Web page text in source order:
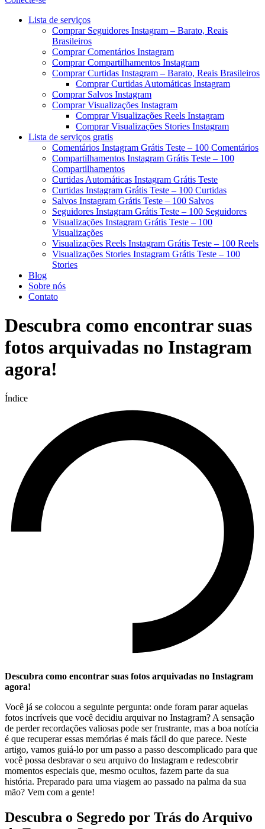
Menu
Lista de serviços
Comprar Seguidores Instagram – Barato, Reais
Brasileiros
Comprar Comentários Instagram
Comprar Compartilhamentos Instagram
Comprar Curtidas Instagram – Barato, Reais Brasileiros
Comprar Curtidas Automáticas Instagram
Comprar Salvos Instagram
Comprar Visualizações Instagram
Comprar Visualizações Reels Instagram
Comprar Visualizações Stories Instagram
Lista de serviços gratis
Comentários Instagram Grátis Teste – 100 Comentários
Compartilhamentos Instagram Grátis Teste – 100
Compartilhamentos
Curtidas Automáticas Instagram Grátis Teste
Curtidas Instagram Grátis Teste – 100 Curtidas
Salvos Instagram Grátis Teste – 100 Salvos
Seguidores Instagram Grátis Teste – 100 Seguidores
Visualizações Instagram Grátis Teste – 100
Visualizações
Visualizações Reels Instagram Grátis Teste – 100 Reels
Visualizações Stories Instagram Grátis Teste – 100
Stories
Blog
Sobre nós
Contato
Descubra como encontrar suas
fotos arquivadas no Instagram
agora!
Índice
Descubra‌ como encontrar suas fotos arquivadas no Instagram⁤
agora!
Você ⁤já ​se colocou a‌ seguinte pergunta: onde‌ foram parar‍ aquelas
fotos ​incríveis que você decidiu ⁤arquivar⁢ no ​Instagram? A sensação
⁣de perder ⁣recordações valiosas pode ser ​frustrante, mas a boa⁣ notícia
é que recuperar essas ‌memórias ⁣é mais fácil do que parece. Neste
artigo, vamos ‌guiá-lo ​por ⁣um passo ‍a passo descomplicado ​para que
‌você possa desbravar ​o‌ seu arquivo do​ Instagram e​ redescobrir
momentos especiais‌ que, mesmo ocultos, fazem parte da sua
‌história. Preparado para uma‌ viagem ao ‍passado⁢ na ​palma da⁢ sua
‍mão? Vem ⁤com a ‍gente!
Descubra⁤ o ⁤Segredo por Trás do ​Arquivo